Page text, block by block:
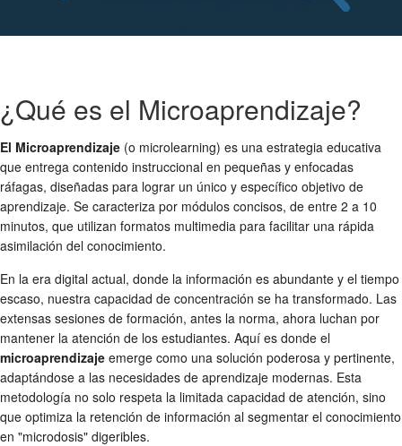
¿Qué es el Microaprendizaje?
El Microaprendizaje (o microlearning) es una estrategia educativa
que entrega contenido instruccional en pequeñas y enfocadas
ráfagas, diseñadas para lograr un único y específico objetivo de
aprendizaje. Se caracteriza por módulos concisos, de entre 2 a 10
minutos, que utilizan formatos multimedia para facilitar una rápida
asimilación del conocimiento.
En la era digital actual, donde la información es abundante y el tiempo
escaso, nuestra capacidad de concentración se ha transformado. Las
extensas sesiones de formación, antes la norma, ahora luchan por
mantener la atención de los estudiantes. Aquí es donde el
microaprendizaje emerge como una solución poderosa y pertinente,
adaptándose a las necesidades de aprendizaje modernas. Esta
metodología no solo respeta la limitada capacidad de atención, sino
que optimiza la retención de información al segmentar el conocimiento
en "microdosis" digeribles.